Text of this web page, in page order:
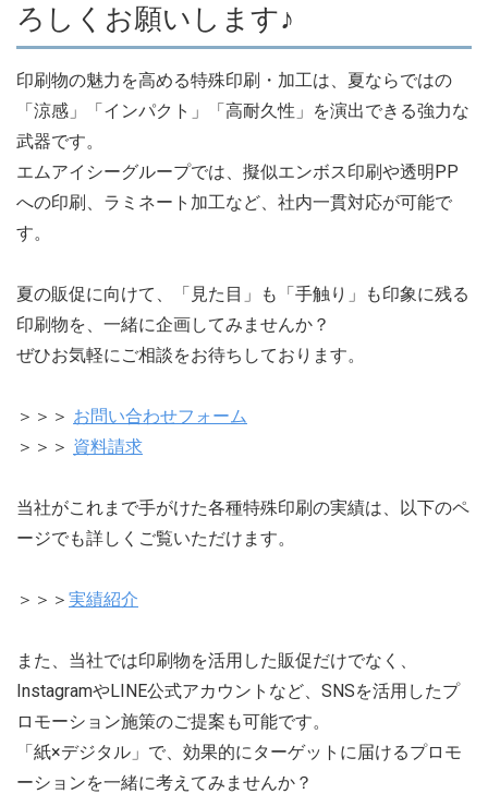
ろしくお願いします♪
印刷物の魅力を高める特殊印刷・加工は、夏ならではの
「涼感」「インパクト」「高耐久性」を演出できる強力な
武器です。
エムアイシーグループでは、擬似エンボス印刷や透明PP
への印刷、ラミネート加工など、社内一貫対応が可能で
す。
夏の販促に向けて、「見た目」も「手触り」も印象に残る
印刷物を、一緒に企画してみませんか？
ぜひお気軽にご相談をお待ちしております。
＞＞＞ お問い合わせフォーム
＞＞＞ 資料請求
当社がこれまで手がけた各種特殊印刷の実績は、以下のペ
ージでも詳しくご覧いただけます。
＞＞＞ 実績紹介
また、当社では印刷物を活用した販促だけでなく、
InstagramやLINE公式アカウントなど、SNSを活用したプ
ロモーション施策のご提案も可能です。
「紙×デジタル」で、効果的にターゲットに届けるプロモ
ーションを一緒に考えてみませんか？